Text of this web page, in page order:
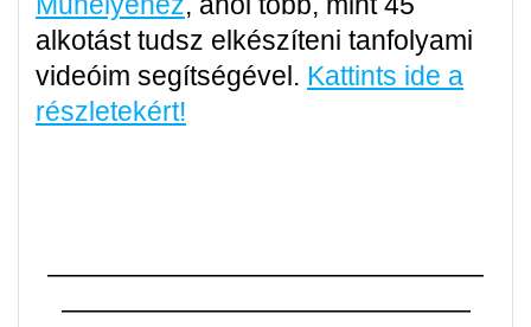
alkotást tudsz elkészíteni tanfolyami
videóim segítségével. Kattints ide a
részletekért!
————————————————
———————————————